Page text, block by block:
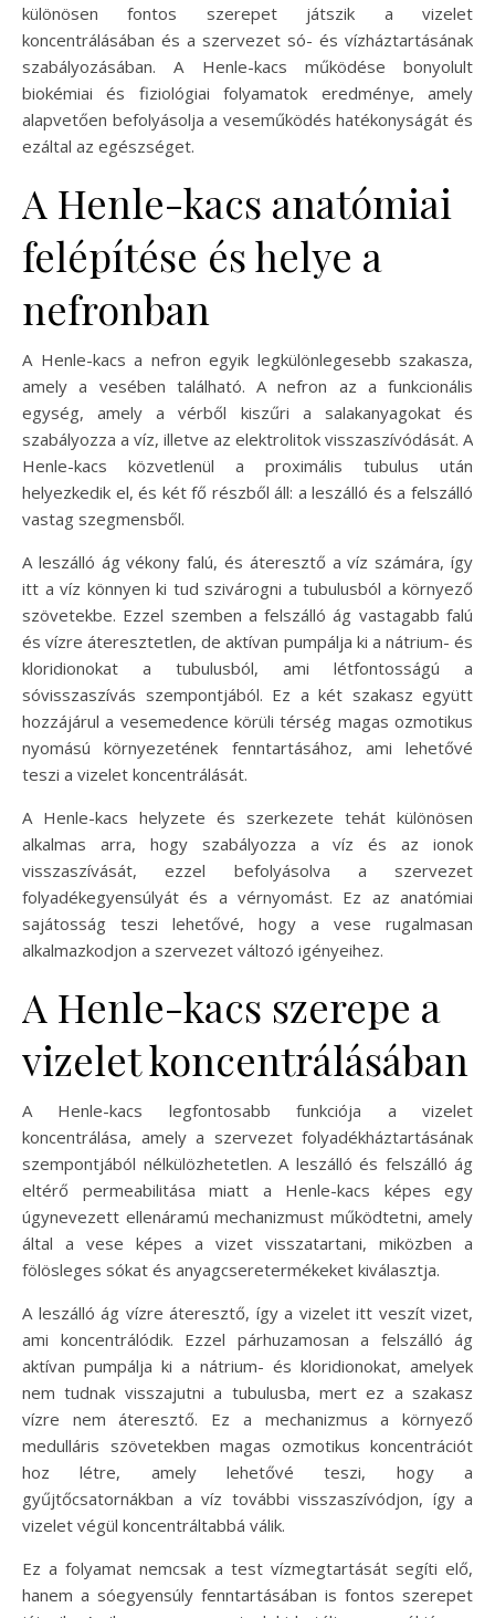
különösen fontos szerepet játszik a vizelet
koncentrálásában és a szervezet só- és vízháztartásának
szabályozásában. A Henle-kacs működése bonyolult
biokémiai és fiziológiai folyamatok eredménye, amely
alapvetően befolyásolja a veseműködés hatékonyságát és
ezáltal az egészséget.
A Henle-kacs anatómiai
felépítése és helye a
nefronban
A Henle-kacs a nefron egyik legkülönlegesebb szakasza,
amely a vesében található. A nefron az a funkcionális
egység, amely a vérből kiszűri a salakanyagokat és
szabályozza a víz, illetve az elektrolitok visszaszívódását. A
Henle-kacs közvetlenül a proximális tubulus után
helyezkedik el, és két fő részből áll: a leszálló és a felszálló
vastag szegmensből.
A leszálló ág vékony falú, és áteresztő a víz számára, így
itt a víz könnyen ki tud szivárogni a tubulusból a környező
szövetekbe. Ezzel szemben a felszálló ág vastagabb falú
és vízre áteresztetlen, de aktívan pumpálja ki a nátrium- és
kloridionokat a tubulusból, ami létfontosságú a
sóvisszaszívás szempontjából. Ez a két szakasz együtt
hozzájárul a vesemedence körüli térség magas ozmotikus
nyomású környezetének fenntartásához, ami lehetővé
teszi a vizelet koncentrálását.
A Henle-kacs helyzete és szerkezete tehát különösen
alkalmas arra, hogy szabályozza a víz és az ionok
visszaszívását, ezzel befolyásolva a szervezet
folyadékegyensúlyát és a vérnyomást. Ez az anatómiai
sajátosság teszi lehetővé, hogy a vese rugalmasan
alkalmazkodjon a szervezet változó igényeihez.
A Henle-kacs szerepe a
vizelet koncentrálásában
A Henle-kacs legfontosabb funkciója a vizelet
koncentrálása, amely a szervezet folyadékháztartásának
szempontjából nélkülözhetetlen. A leszálló és felszálló ág
eltérő permeabilitása miatt a Henle-kacs képes egy
úgynevezett ellenáramú mechanizmust működtetni, amely
által a vese képes a vizet visszatartani, miközben a
fölösleges sókat és anyagcseretermékeket kiválasztja.
A leszálló ág vízre áteresztő, így a vizelet itt veszít vizet,
ami koncentrálódik. Ezzel párhuzamosan a felszálló ág
aktívan pumpálja ki a nátrium- és kloridionokat, amelyek
nem tudnak visszajutni a tubulusba, mert ez a szakasz
vízre nem áteresztő. Ez a mechanizmus a környező
medulláris szövetekben magas ozmotikus koncentrációt
hoz létre, amely lehetővé teszi, hogy a
gyűjtőcsatornákban a víz további visszaszívódjon, így a
vizelet végül koncentráltabbá válik.
Ez a folyamat nemcsak a test vízmegtartását segíti elő,
hanem a sóegyensúly fenntartásában is fontos szerepet